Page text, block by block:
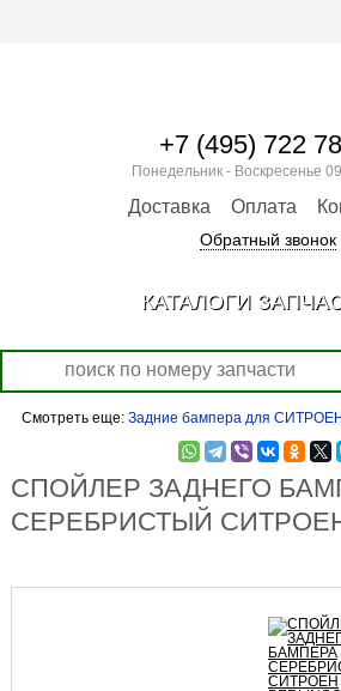
Смотреть еще: Задние бампера для
СПОЙЛЕР ЗАДНЕГО
СЕРЕБРИСТЫЙ СИТРОЕН
+7 (495) 722
Понедельник - Воскресенье
Доставка Оплата
Обратный звонок
КАТАЛОГИ